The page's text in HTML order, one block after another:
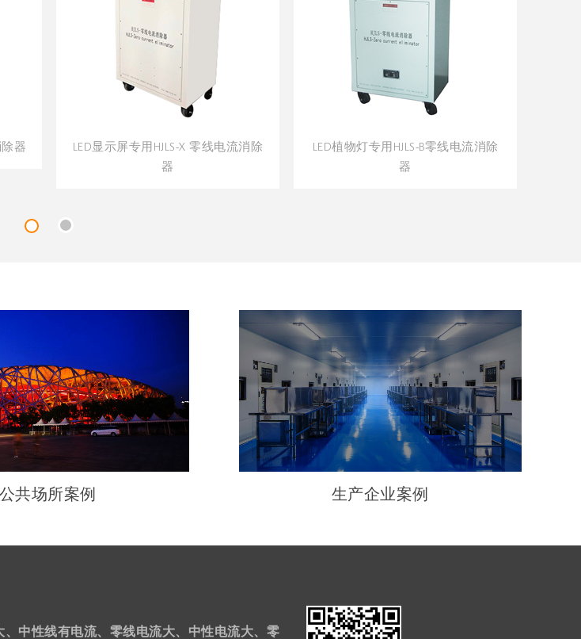
消除
LED植物灯专用HJLS-B零线电流消除
器
电池充电分容专用HJLS-D 零线电流
消除器
公共场所案例 生产企业案例
中性线有电流、零线电流大、中性电流大、零